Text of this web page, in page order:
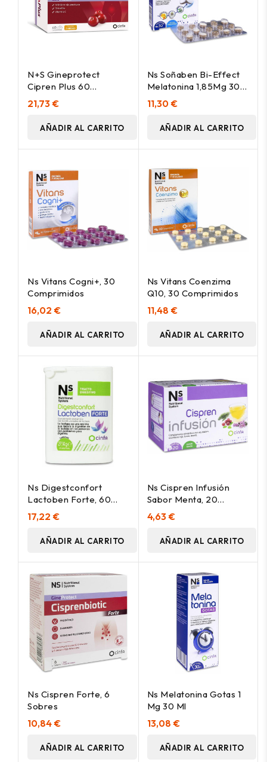
N+S Gineprotect
Cipren Plus 60
Comprimidos
21,73 €
AÑADIR AL CARRITO
Ns Soñaben Bi-Effect
Melatonina 1,85Mg 30
Comp
11,30 €
AÑADIR AL CARRITO
Ns Vitans Cogni+, 30
Comprimidos
16,02 €
AÑADIR AL CARRITO
Ns Vitans Coenzima
Q10, 30 Comprimidos
11,48 €
AÑADIR AL CARRITO
Ns Digestconfort
Lactoben Forte, 60
Comprimidos
17,22 €
AÑADIR AL CARRITO
Ns Cispren Infusión
Sabor Menta, 20
Sobres
4,63 €
AÑADIR AL CARRITO
Ns Cispren Forte, 6
Sobres
10,84 €
AÑADIR AL CARRITO
Ns Melatonina Gotas 1
Mg 30 Ml
13,08 €
AÑADIR AL CARRITO